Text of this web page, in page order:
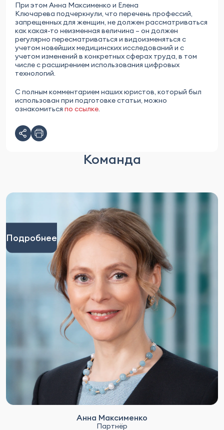
При этом Анна Максименко и Елена
Ключарева подчеркнули, что перечень профессий,
запрещенных для женщин, не должен рассматриваться
как какая-то неизменная величина – он должен
регулярно пересматриваться и видоизменяться с
учетом новейших медицинских исследований и с
учетом изменений в конкретных сферах труда, в том
числе с расширением использования цифровых
технологий.
С полным комментарием наших юристов, который был
использован при подготовке статьи, можно
ознакомиться по ссылке.
Команда
Подробнее
Анна Максименко
Партнёр